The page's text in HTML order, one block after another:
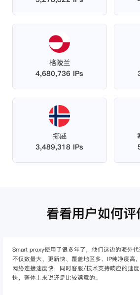
格陵兰
4,680,736 IPs
挪威
3,489,318 IPs
看看用户如何评
Smart proxy使用了很多年了，他们这边的海外代
不仅数量大、更新快、覆盖地区多、IP纯净度高，
网络连接速度快，同时客服/技术支持响应的速度
快，整体上来说还是比较满意的。